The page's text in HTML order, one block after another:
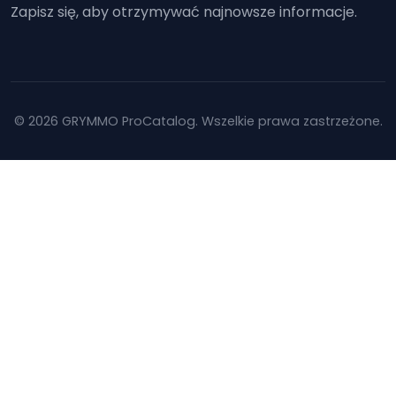
Zapisz się, aby otrzymywać najnowsze informacje.
© 2026 GRYMMO ProCatalog. Wszelkie prawa zastrzeżone.